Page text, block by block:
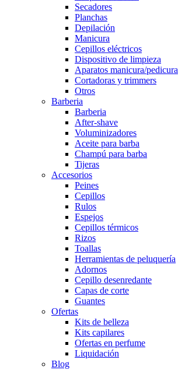
Secadores
Planchas
Depilación
Manicura
Cepillos eléctricos
Dispositivo de limpieza
Aparatos manicura/pedicura
Cortadoras y trimmers
Otros
Barberia
Barberia
After-shave
Voluminizadores
Aceite para barba
Champú para barba
Tijeras
Accesorios
Peines
Cepillos
Rulos
Espejos
Cepillos térmicos
Rizos
Toallas
Herramientas de peluquería
Adornos
Cepillo desenredante
Capas de corte
Guantes
Ofertas
Kits de belleza
Kits capilares
Ofertas en perfume
Liquidación
Blog